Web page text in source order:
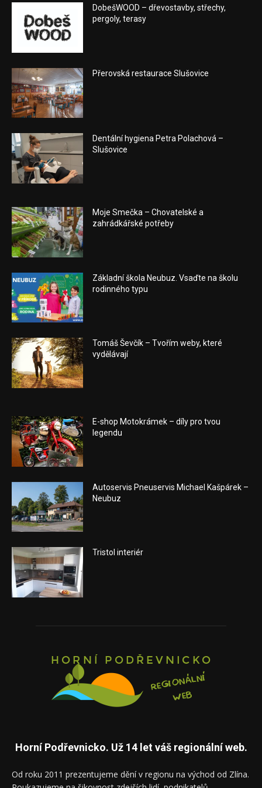
DobešWOOD – dřevostavby, střechy,
pergoly, terasy
Přerovská restaurace Slušovice
Dentální hygiena Petra Polachová –
Slušovice
Moje Smečka – Chovatelské a
zahrádkářské potřeby
Základní škola Neubuz. Vsaďte na školu
rodinného typu
Tomáš Ševčík – Tvořím weby, které
vydělávají
E-shop Motokrámek – díly pro tvou
legendu
Autoservis Pneuservis Michael Kašpárek –
Neubuz
Tristol interiér
Horní Podřevnicko. Už 14 let váš regionální web.
Od roku 2011 prezentujeme dění v regionu na východ od Zlína.